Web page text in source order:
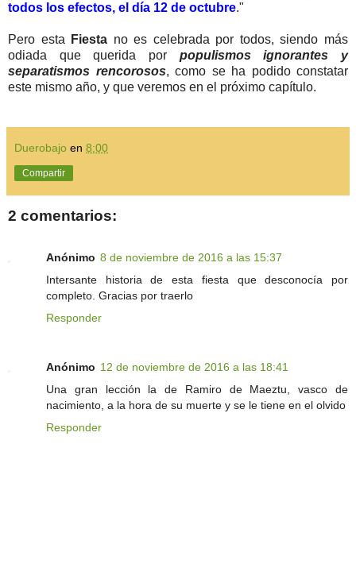
todos los efectos, el día 12 de octubre."
Pero esta Fiesta no es celebrada por todos, siendo más
odiada que querida por populismos ignorantes y
separatismos rencorosos, como se ha podido constatar
este mismo año, y que veremos en el próximo capítulo.
Duerobajo en 8:00
Compartir
2 comentarios:
Anónimo 8 de noviembre de 2016 a las 15:37
Intersante historia de esta fiesta que desconocía por
completo. Gracias por traerlo
Responder
Anónimo 12 de noviembre de 2016 a las 18:41
Una gran lección la de Ramiro de Maeztu, vasco de
nacimiento, a la hora de su muerte y se le tiene en el olvido
Responder